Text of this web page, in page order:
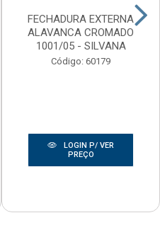
FECHADURA EXTERNA
ALAVANCA CROMADO
1001/05 - SILVANA
Código: 60179
LOGIN P/ VER
PREÇO